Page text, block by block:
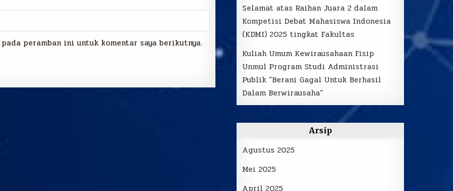
peramban ini untuk komentar saya berikutnya.
Selamat atas Raihan Juara 2 dalam
Kompetisi Debat Mahasiswa Indonesia
(KDMI) 2025 tingkat Fakultas
Kuliah Umum Kewirausahaan Fisip
Unmul Program Studi Administrasi
Publik “Berani Gagal Untuk Berhasil
Dalam Berwirausaha”
Arsip
Agustus 2025
Mei 2025
April 2025